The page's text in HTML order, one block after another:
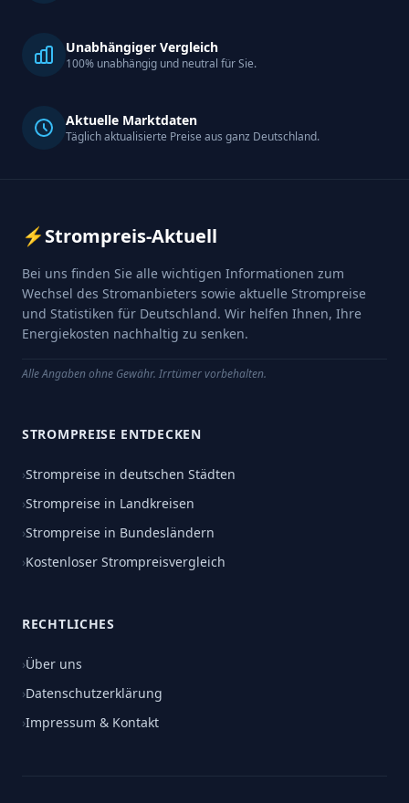
Unabhängiger Vergleich
100% unabhängig und neutral für Sie.
Aktuelle Marktdaten
Täglich aktualisierte Preise aus ganz Deutschland.
⚡Strompreis-Aktuell
Bei uns finden Sie alle wichtigen Informationen zum
Wechsel des Stromanbieters sowie aktuelle Strompreise
und Statistiken für Deutschland. Wir helfen Ihnen, Ihre
Energiekosten nachhaltig zu senken.
Alle Angaben ohne Gewähr. Irrtümer vorbehalten.
STROMPREISE ENTDECKEN
›Strompreise in deutschen Städten
›Strompreise in Landkreisen
›Strompreise in Bundesländern
›Kostenloser Strompreisvergleich
RECHTLICHES
›Über uns
›Datenschutzerklärung
›Impressum & Kontakt